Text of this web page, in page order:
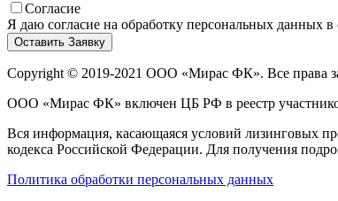
Согласие
Я даю согласие на обработку персональных данных в
Copyright © 2019-2021 ООО «Мирас ФК». Все права
ООО «Мирас ФК» включен ЦБ РФ в реестр
Вся информация, касающаяся условий лизинговых
кодекса Российской Федерации. Для получения
Политика обработки персональных данных